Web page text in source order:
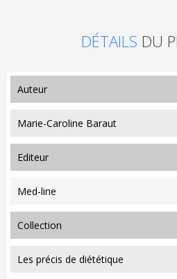
DÉTAILS DU
auteur
Marie-Caroline Baraut
editeur
Med-line
collection
Les précis de diététique